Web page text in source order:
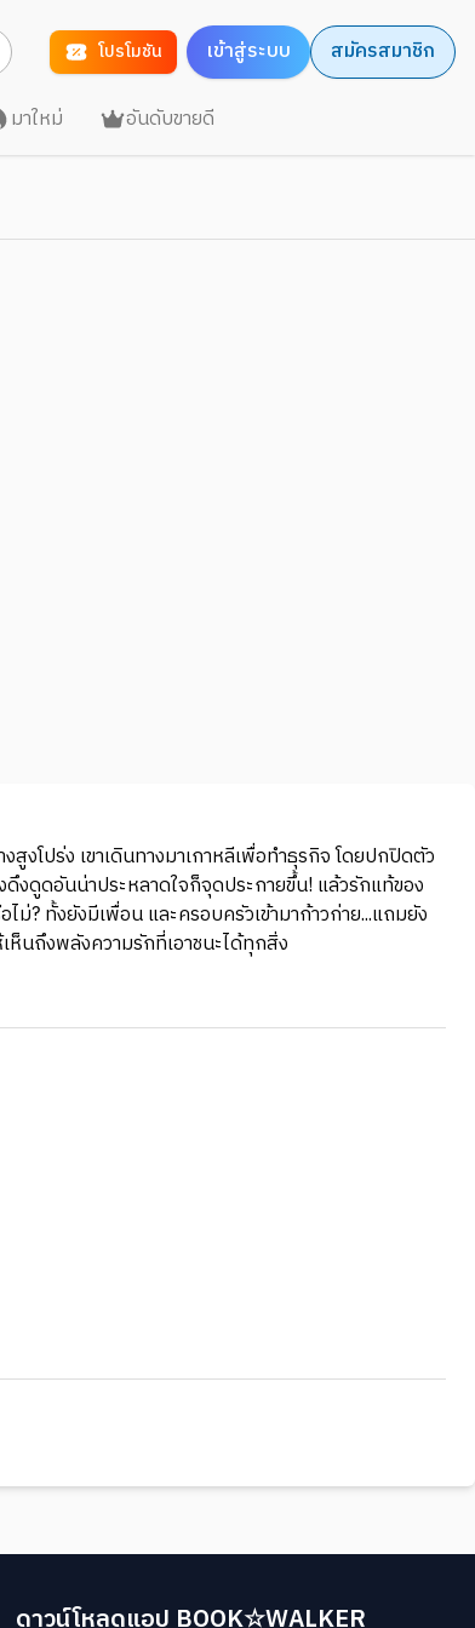
โปรโมชัน เข้าสู่ระบบ สมัครสมาชิก
มาใหม่ อันดับขายดี
โปร่ง เขาเดินทางมาเกาหลีเพื่อทำธุรกิจ โดยปกปิดตัว
งดูดอันน่าประหลาดใจก็จุดประกายขึ้น! แล้วรักแท้ของ
? ทั้งยังมีเพื่อน และครอบครัวเข้ามาก้าวก่าย...แถมยัง
ห็นถึงพลังความรักที่เอาชนะได้ทุกสิ่ง